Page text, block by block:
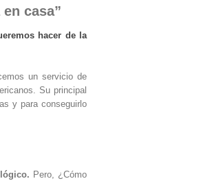
casa”
hacer de la
un servicio de
Su principal
y para conseguirlo
Pero, ¿Cómo